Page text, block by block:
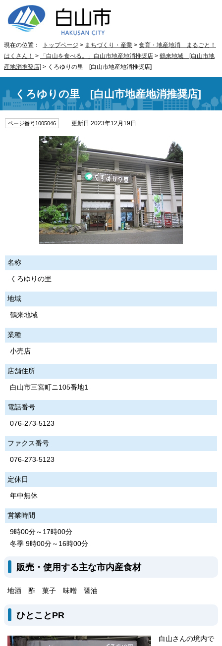
現在の位置： トップページ > まちづくり・産業 > 食育・地産地消 まるごと！
はくさん！ > 「白山を食べる。」白山市地産地消推奨店 > 鶴来地域 [白山市地
産地消推奨店] > くろゆりの里 [白山市地産地消推奨店]
くろゆりの里 [白山市地産地消推奨店]
ページ番号1005046 更新日 2023年12月19日
名称
くろゆりの里
地域
鶴来地域
業種
小売店
店舗住所
白山市三宮町ニ105番地1
電話番号
076-273-5123
ファクス番号
076-273-5123
定休日
年中無休
営業時間
9時00分～17時00分
冬季 9時00分～16時00分
販売・使用する主な市内産食材
地酒 酢 菓子 味噌 醤油
ひとことPR
白山さんの境内で